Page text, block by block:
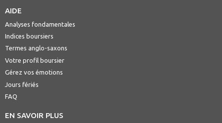
AIDE
Analyses fondamentales
Indices boursiers
Termes anglo-saxons
Votre profil boursier
Gérez vos émotions
Jours fériés
FAQ
EN SAVOIR PLUS